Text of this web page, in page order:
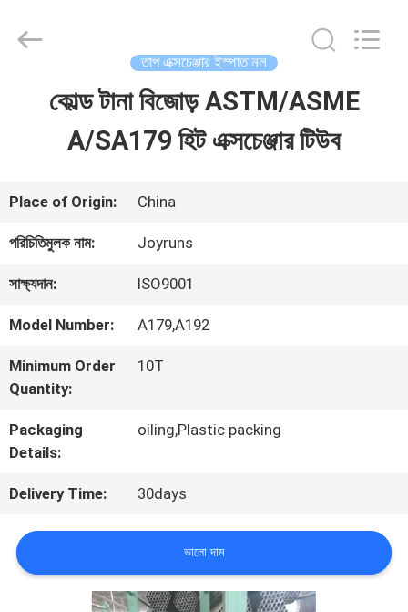
আমাদের
সম্পর্কে
কারখানা
ভ্রমণ
মান
নিয়ন্ত্রণ
যোগাযোগ
Joyruns
তাপ এক্সচেঞ্জার ইস্পাত নল
কোল্ড টানা বিজোড় ASTM/ASME
A/SA179 হিট এক্সচেঞ্জার টিউব
Place of Origin: China
পরিচিতিমুলক নাম: Joyruns
সাক্ষ্যদান: ISO9001
Model Number: A179,A192
Minimum Order
Quantity:
10T
Packaging
Details:
oiling,Plastic packing
Delivery Time: 30days
ভালো দাম